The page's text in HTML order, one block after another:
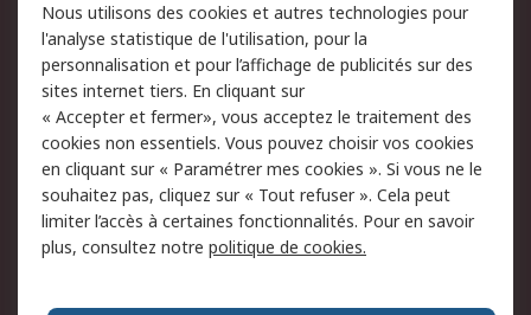
du site
Politique de protection
des données - Mise à
jour
Sécurité des E-mails
Conditions générales
de vente
Politique anti-
corruption
Campagnes marketing
A propos de RS
A propos de RS France Evénements
Nous utilisons des cookies et autres technologies pour
l'analyse statistique de l'utilisation, pour la
personnalisation et pour l’affichage de publicités sur des
sites internet tiers. En cliquant sur
« Accepter et fermer», vous acceptez le traitement des
cookies non essentiels. Vous pouvez choisir vos cookies
en cliquant sur « Paramétrer mes cookies ». Si vous ne le
souhaitez pas, cliquez sur « Tout refuser ». Cela peut
limiter l’accès à certaines fonctionnalités. Pour en savoir
plus, consultez notre politique de cookies.